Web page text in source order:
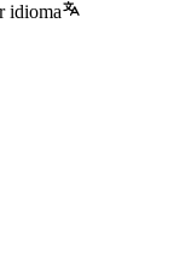
idioma